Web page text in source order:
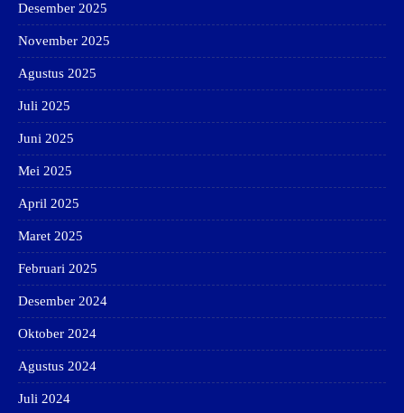
Desember 2025
November 2025
Agustus 2025
Juli 2025
Juni 2025
Mei 2025
April 2025
Maret 2025
Februari 2025
Desember 2024
Oktober 2024
Agustus 2024
Juli 2024